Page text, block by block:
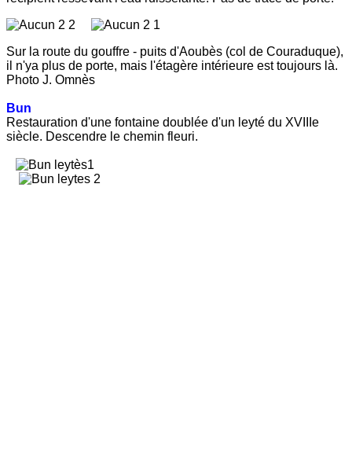
Sur la route du gouffre - puits d'Aoubès (col de Couraduque),
il n'ya plus de porte, mais l'étagère intérieure est toujours là.
Photo J. Omnès
Bun
Restauration d'une fontaine doublée d'un leyté du XVIIIe
siècle. Descendre le chemin fleuri.